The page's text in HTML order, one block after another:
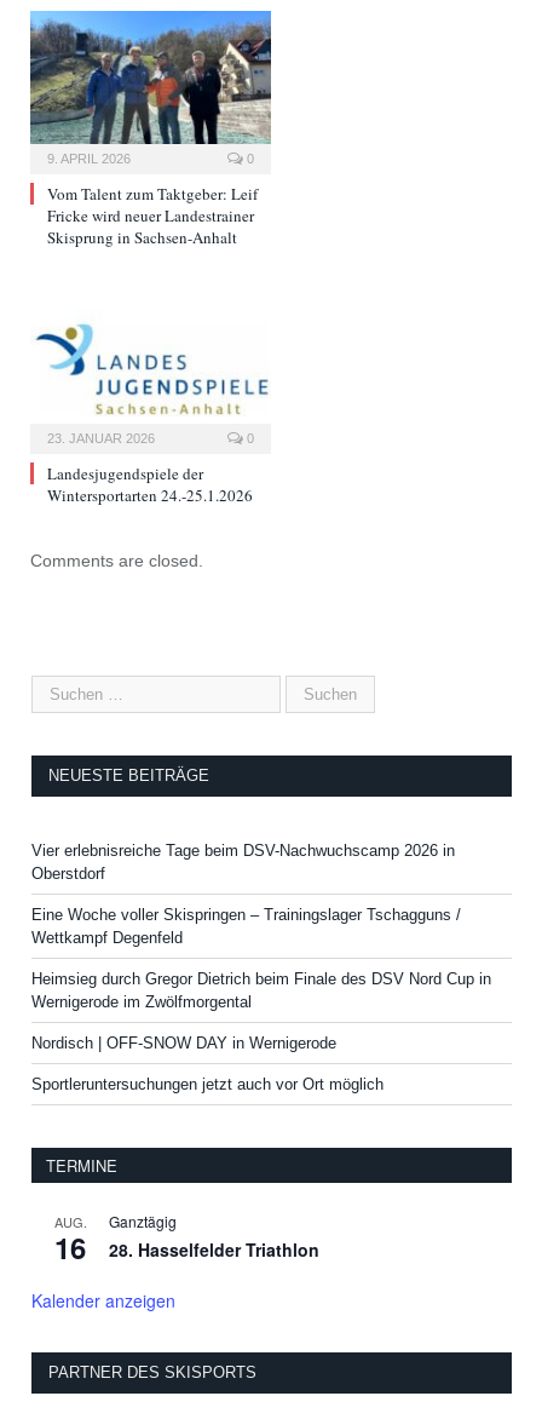
9. APRIL 2026 0
Vom Talent zum Taktgeber: Leif
Fricke wird neuer Landestrainer
Skisprung in Sachsen-Anhalt
23. JANUAR 2026 0
Landesjugendspiele der
Wintersportarten 24.-25.1.2026
Comments are closed.
NEUESTE BEITRÄGE
Vier erlebnisreiche Tage beim DSV-Nachwuchscamp 2026 in
Oberstdorf
Eine Woche voller Skispringen – Trainingslager Tschagguns /
Wettkampf Degenfeld
Heimsieg durch Gregor Dietrich beim Finale des DSV Nord Cup in
Wernigerode im Zwölfmorgental
Nordisch | OFF-SNOW DAY in Wernigerode
Sportleruntersuchungen jetzt auch vor Ort möglich
TERMINE
AUG.
16
Ganztägig
28. Hasselfelder Triathlon
Kalender anzeigen
PARTNER DES SKISPORTS